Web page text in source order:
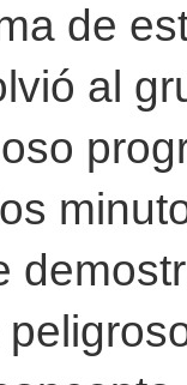
de
al